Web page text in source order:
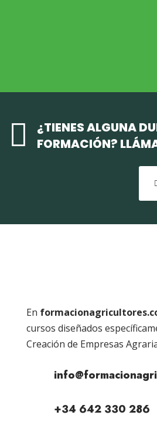

¿TIENES ALGUNA
FORMACIÓN?
En
cursos diseñados
Creación de Empresas
+34 642 330 286